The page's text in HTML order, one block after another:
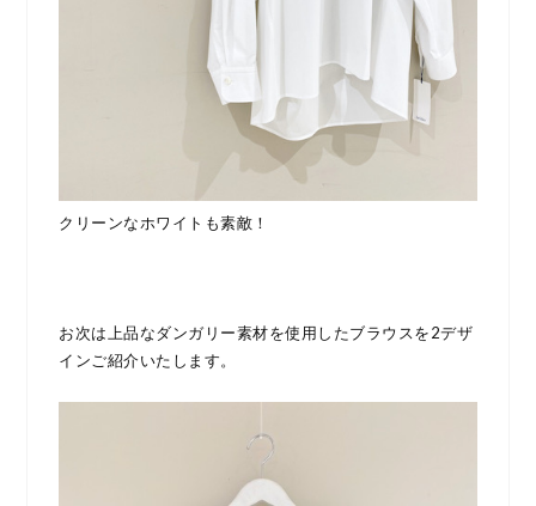
クリーンなホワイトも素敵！
お次は上品なダンガリー素材を使用したブラウスを2デザ
インご紹介いたします。